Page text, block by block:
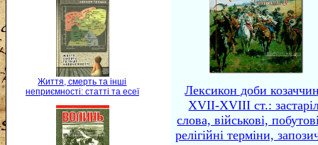
Життя, смерть та інші
неприємності: статті та есеї
Лексикон доби
XVII-XVIII ст.:
слова, військові,
релігійні терміни,